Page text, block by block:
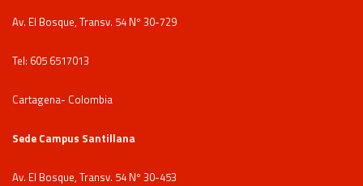
Av. El Bosque, Transv. 54 Nº 30-729
Tel: 605 6517013
Cartagena- Colombia
Sede Campus Santillana
Av. El Bosque, Transv. 54 Nº 30-453